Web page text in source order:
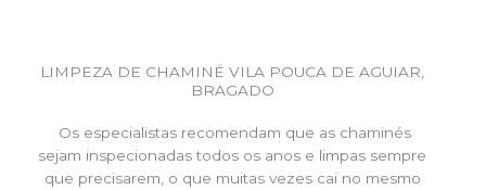
LIMPEZA DE CHAMINÉ VILA POUCA DE AGUIAR,
BRAGADO
Os especialistas recomendam que as chaminés
sejam inspecionadas todos os anos e limpas sempre
que precisarem, o que muitas vezes cai no mesmo